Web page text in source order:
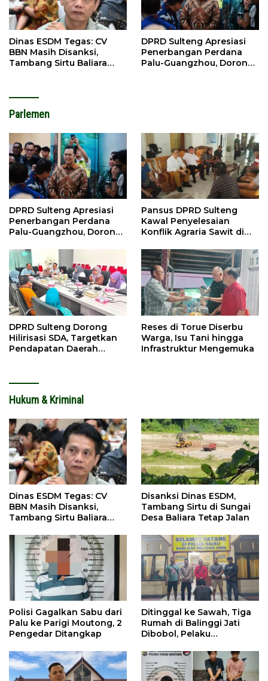
Dinas ESDM Tegas: CV
BBN Masih Disanksi,
Tambang Sirtu Baliara
DPRD Sulteng Apresiasi
Penerbangan Perdana
Palu-Guangzhou, Dorong
Parlemen
DPRD Sulteng Apresiasi
Penerbangan Perdana
Palu-Guangzhou, Dorong
Pansus DPRD Sulteng
Kawal Penyelesaian
Konflik Agraria Sawit di
DPRD Sulteng Dorong
Hilirisasi SDA, Targetkan
Pendapatan Daerah
Reses di Torue Diserbu
Warga, Isu Tani hingga
Infrastruktur Mengemuka
Hukum & Kriminal
Dinas ESDM Tegas: CV
BBN Masih Disanksi,
Tambang Sirtu Baliara
Disanksi Dinas ESDM,
Tambang Sirtu di Sungai
Desa Baliara Tetap Jalan
Polisi Gagalkan Sabu dari
Palu ke Parigi Moutong, 2
Pengedar Ditangkap
Ditinggal ke Sawah, Tiga
Rumah di Balinggi Jati
Dibobol, Pelaku